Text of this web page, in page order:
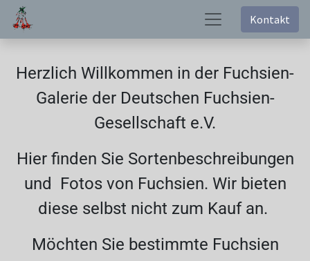
Kontakt
Herzlich Willkommen in der Fuchsien-
Galerie der Deutschen Fuchsien-
Gesellschaft e.V.
Hier finden Sie Sortenbeschreibungen
und Fotos von Fuchsien. Wir bieten
diese selbst nicht zum Kauf an.
Möchten Sie bestimmte Fuchsien